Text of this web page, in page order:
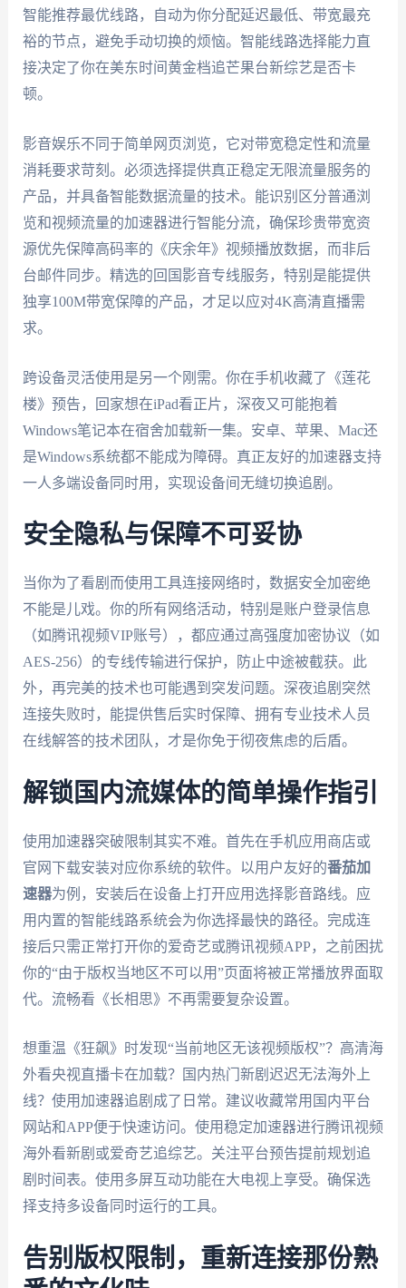
智能推荐最优线路，自动为你分配延迟最低、带宽最充
裕的节点，避免手动切换的烦恼。智能线路选择能力直
接决定了你在美东时间黄金档追芒果台新综艺是否卡
顿。
影音娱乐不同于简单网页浏览，它对带宽稳定性和流量
消耗要求苛刻。必须选择提供真正稳定无限流量服务的
产品，并具备智能数据流量的技术。能识别区分普通浏
览和视频流量的加速器进行智能分流，确保珍贵带宽资
源优先保障高码率的《庆余年》视频播放数据，而非后
台邮件同步。精选的回国影音专线服务，特别是能提供
独享100M带宽保障的产品，才足以应对4K高清直播需
求。
跨设备灵活使用是另一个刚需。你在手机收藏了《莲花
楼》预告，回家想在iPad看正片，深夜又可能抱着
Windows笔记本在宿舍加载新一集。安卓、苹果、Mac还
是Windows系统都不能成为障碍。真正友好的加速器支持
一人多端设备同时用，实现设备间无缝切换追剧。
安全隐私与保障不可妥协
当你为了看剧而使用工具连接网络时，数据安全加密绝
不能是儿戏。你的所有网络活动，特别是账户登录信息
（如腾讯视频VIP账号），都应通过高强度加密协议（如
AES-256）的专线传输进行保护，防止中途被截获。此
外，再完美的技术也可能遇到突发问题。深夜追剧突然
连接失败时，能提供售后实时保障、拥有专业技术人员
在线解答的技术团队，才是你免于彻夜焦虑的后盾。
解锁国内流媒体的简单操作指引
使用加速器突破限制其实不难。首先在手机应用商店或
官网下载安装对应你系统的软件。以用户友好的番茄加
速器为例，安装后在设备上打开应用选择影音路线。应
用内置的智能线路系统会为你选择最快的路径。完成连
接后只需正常打开你的爱奇艺或腾讯视频APP，之前困扰
你的“由于版权当地区不可以用”页面将被正常播放界面取
代。流畅看《长相思》不再需要复杂设置。
想重温《狂飙》时发现“当前地区无该视频版权”？高清海
外看央视直播卡在加载？国内热门新剧迟迟无法海外上
线？使用加速器追剧成了日常。建议收藏常用国内平台
网站和APP便于快速访问。使用稳定加速器进行腾讯视频
海外看新剧或爱奇艺追综艺。关注平台预告提前规划追
剧时间表。使用多屏互动功能在大电视上享受。确保选
择支持多设备同时运行的工具。
告别版权限制，重新连接那份熟